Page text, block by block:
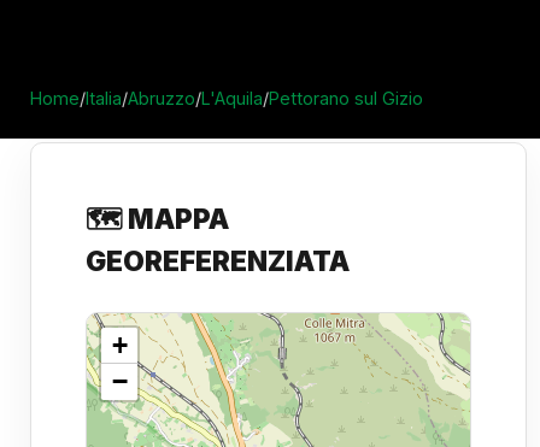
Home/Italia/Abruzzo/L'Aquila/Pettorano sul Gizio
🗺️ MAPPA
GEOREFERENZIATA
+
−